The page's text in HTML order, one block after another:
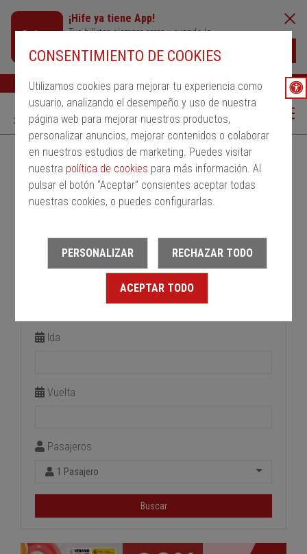
CONSENTIMIENTO DE COOKIES
Utilizamos cookies para mejorar tu experiencia como
usuario, analizando el desempeño y uso de nuestra
página web para mejorar nuestros productos,
personalizar anuncios, mejorar contenidos o colaborar
en nuestros estudios de marketing. Puedes visitar
nuestra política de cookies para más información. Al
pulsar el botón “Aceptar” consientes aceptar todas
nuestras cookies, o puedes configurarlas.
PERSONALIZAR RECHAZAR TODO
ACEPTAR TODO
¡Hife ya tiene App!
Tus billetes siempre cerca y cuando lo
Buscar Ayuda ESP
Desde
Estación de llegada
Ida
Vuelta
Pasajeros
1 Pasajero
Buscar